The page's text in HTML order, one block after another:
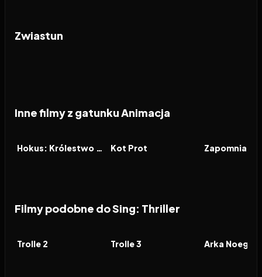
Zwiastun
Inne filmy z gatunku Animacja
FILM Hokus: Królestwo magii FILM
Kot Prot FILM
Zapomniana
Filmy podobne do Sing: Thriller
FILM
Trolle 2 FILM
Trolle 3 FILM